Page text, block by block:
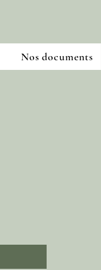
Nos documents